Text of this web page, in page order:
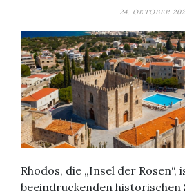
24. OKTOBER
Rhodos, die „Insel der
beeindruckenden historischen